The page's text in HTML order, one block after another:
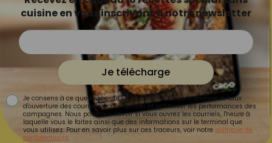
cuisine en vous inscrivant à notre newsletter
Je télécharge
Je consens à ce que la société Digital Prisma Players analyse le taux
d'ouverture des courriels pour mesurer et optimiser les performances des
campagnes. Nous pourrons savoir si vous ouvrez les courriels, l'heure à
laquelle vous le faites ainsi que des informations sur le terminal que
vous utilisez. Pour en savoir plus sur ces traceurs, voir notre politique de
confidentialité.